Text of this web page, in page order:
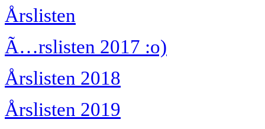
Årslisten
Ã…rslisten 2017 :o)
Årslisten 2018
Årslisten 2019